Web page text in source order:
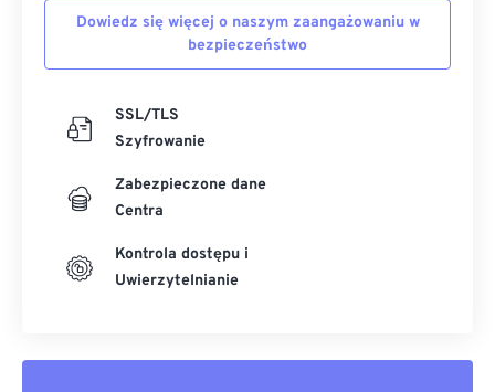
Dowiedz się więcej o naszym zaangażowaniu w
bezpieczeństwo
SSL/TLS
Szyfrowanie
Zabezpieczone dane
Centra
Kontrola dostępu i
Uwierzytelnianie